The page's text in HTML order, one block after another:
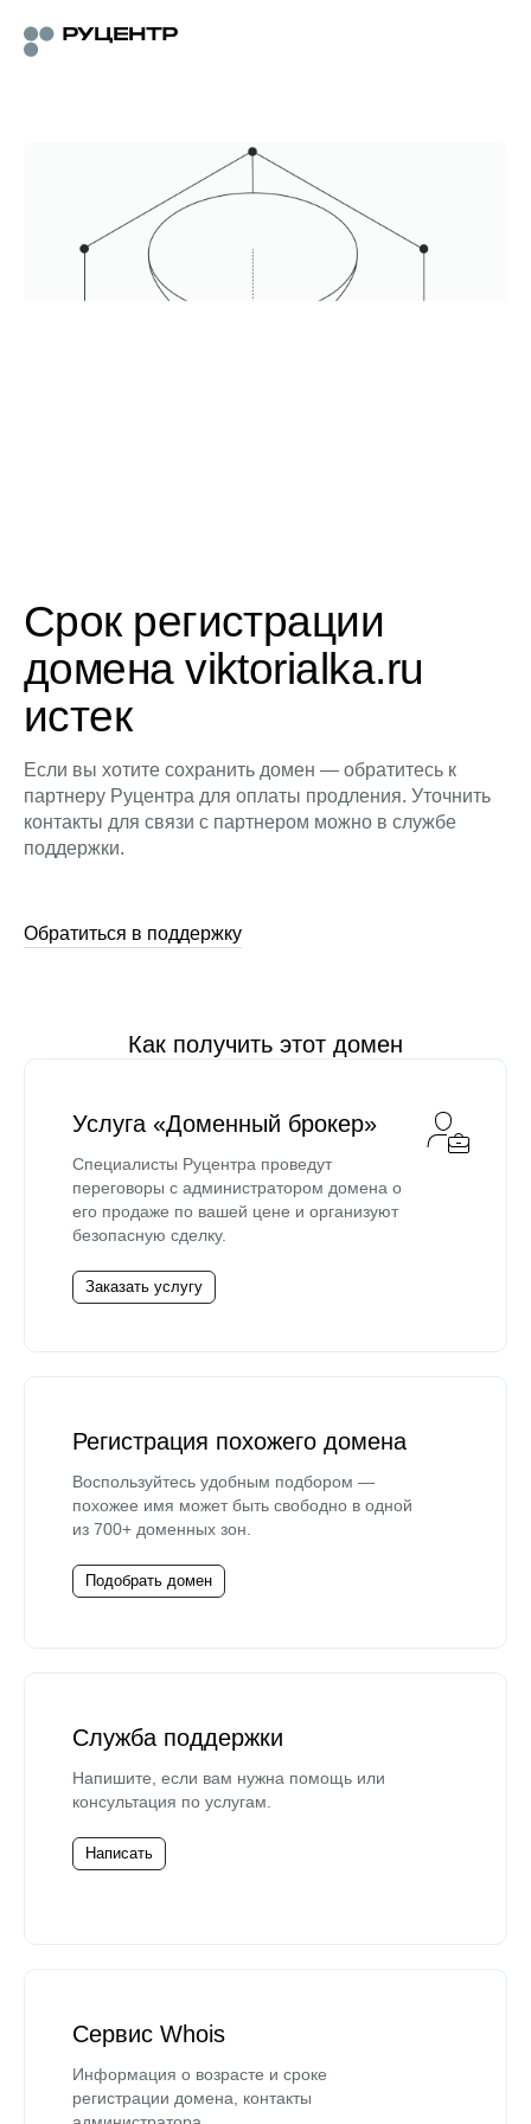
Срок регистрации
домена viktorialka.ru
истек
Если вы хотите сохранить домен — обратитесь к
партнеру Руцентра для оплаты продления. Уточнить
контакты для связи с партнером можно в службе
поддержки.
Обратиться в поддержку
Как получить этот домен
Услуга «Доменный брокер»
Специалисты Руцентра проведут
переговоры с администратором домена о
его продаже по вашей цене и организуют
безопасную сделку.
Заказать услугу
Регистрация похожего домена
Воспользуйтесь удобным подбором —
похожее имя может быть свободно в одной
из 700+ доменных зон.
Подобрать домен
Служба поддержки
Напишите, если вам нужна помощь или
консультация по услугам.
Написать
Сервис Whois
Информация о возрасте и сроке
регистрации домена, контакты